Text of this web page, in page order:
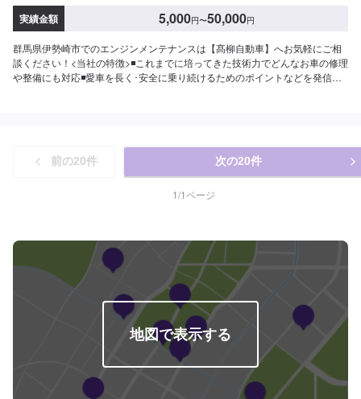
実績金額 5,000円〜50,000円
群馬県伊勢崎市でのエンジンメンテナンスは【髙柳自動車】へお気軽にご相
談ください！<当社の特徴>◾これまでに培ってきた技術力でどんなお車の修理
や整備にも対応◾愛車を長く･安全に乗り続けるためのポイントなどを発信し
始【4】仕上がり次第納車-----納期について-----納期は通常3日～5日程度で納
車となります。(要相談)納期は前後する場合がございます。予めご了承くださ
い。-----代車について-----代車をご用意しています。お車の作業中は代車をご
利用ください。※代車の燃料代はお客様にご負担いただいております。-----ご
【定休日・営業時間】定休日：日曜日、祝日営業時間：8:30~1７:00
前の20件 次の20件
1/1ページ
地図で表示する